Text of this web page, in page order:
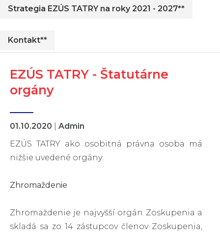
Strategia EZÚS TATRY na roky 2021 - 2027**
Kontakt**
EZÚS TATRY - Štatutárne
orgány
01.10.2020
Admin
EZÚS TATRY ako osobitná právna osoba má
nižšie uvedené orgány:
Zhromaždenie
Zhromaždenie je najvyšší orgán Zoskupenia a
skladá sa zo 14 zástupcov členov Zoskupenia,